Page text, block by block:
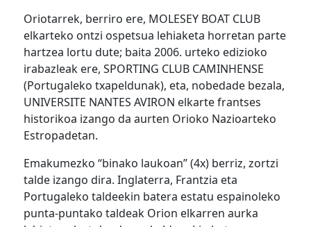
Oriotarrek, berriro ere, MOLESEY BOAT CLUB
elkarteko ontzi ospetsua lehiaketa horretan parte
hartzea lortu dute; baita 2006. urteko edizioko
irabazleak ere, SPORTING CLUB CAMINHENSE
(Portugaleko txapeldunak), eta, nobedade bezala,
UNIVERSITE NANTES AVIRON elkarte frantses
historikoa izango da aurten Orioko Nazioarteko
Estropadetan.
Emakumezko “binako laukoan” (4x) berriz, zortzi
talde izango dira. Inglaterra, Frantzia eta
Portugaleko taldeekin batera estatu espainoleko
punta-puntako taldeak Orion elkarren aurka